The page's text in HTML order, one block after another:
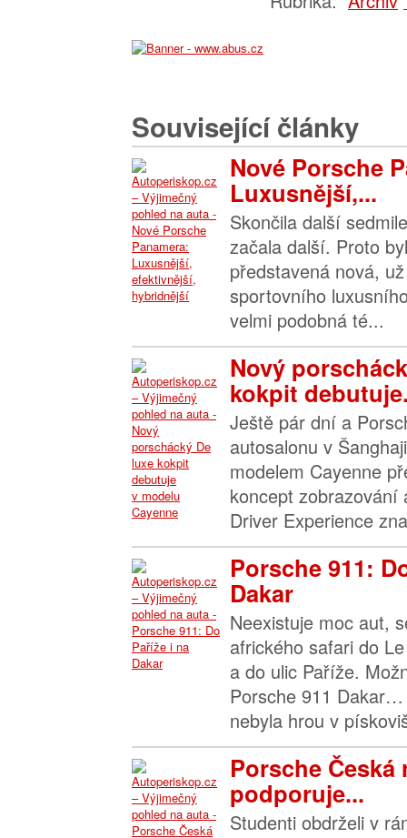
Související články
Nové Porsche
Luxusnější,...
Skončila další
začala další. Proto
představená nová,
sportovního
velmi podobná té...
Nový
kokpit
Ještě pár dní a
autosalonu v
modelem Cayenne
koncept zobrazování
Driver Experience
Porsche 911:
Dakar
Neexistuje moc aut,
afrického safari do
a do ulic Paříže.
Porsche 911
nebyla hrou v
Porsche Česká
podporuje...
Studenti obdrželi v